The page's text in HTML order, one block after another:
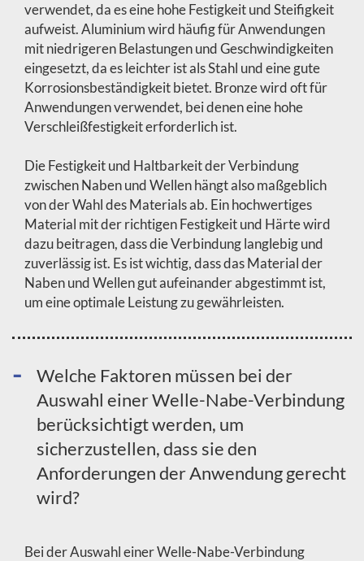
verwendet, da es eine hohe Festigkeit und Steifigkeit
aufweist. Aluminium wird häufig für Anwendungen
mit niedrigeren Belastungen und Geschwindigkeiten
eingesetzt, da es leichter ist als Stahl und eine gute
Korrosionsbeständigkeit bietet. Bronze wird oft für
Anwendungen verwendet, bei denen eine hohe
Verschleißfestigkeit erforderlich ist.
Die Festigkeit und Haltbarkeit der Verbindung
zwischen Naben und Wellen hängt also maßgeblich
von der Wahl des Materials ab. Ein hochwertiges
Material mit der richtigen Festigkeit und Härte wird
dazu beitragen, dass die Verbindung langlebig und
zuverlässig ist. Es ist wichtig, dass das Material der
Naben und Wellen gut aufeinander abgestimmt ist,
um eine optimale Leistung zu gewährleisten.
Welche Faktoren müssen bei der
Auswahl einer Welle-Nabe-Verbindung
berücksichtigt werden, um
sicherzustellen, dass sie den
Anforderungen der Anwendung gerecht
wird?
Bei der Auswahl einer Welle-Nabe-Verbindung